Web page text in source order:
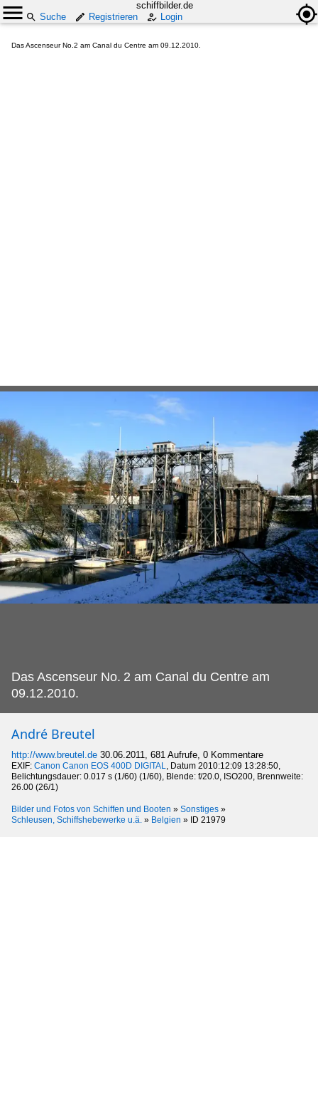
schiffbilder.de
Suche
Registrieren Login
Das Ascenseur No.2 am Canal du Centre am 09.12.2010.
Das Ascenseur No. 2 am Canal du Centre am
09.12.2010.
André Breutel
http://www.breutel.de 30.06.2011, 681 Aufrufe, 0 Kommentare
EXIF: Canon Canon EOS 400D DIGITAL, Datum 2010:12:09 13:28:50,
Belichtungsdauer: 0.017 s (1/60) (1/60), Blende: f/20.0, ISO200, Brennweite:
26.00 (26/1)
Bilder und Fotos von Schiffen und Booten » Sonstiges »
Schleusen, Schiffshebewerke u.ä. » Belgien » ID 21979